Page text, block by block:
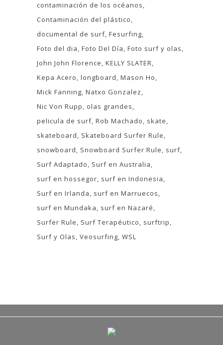
contaminación de los océanos
Contaminación del plástico
documental de surf Fesurfing
Foto del dia Foto Del Día Foto surf y olas
John John Florence KELLY SLATER
Kepa Acero longboard Mason Ho
Mick Fanning Natxo Gonzalez
Nic Von Rupp
olas grandes
pelicula de surf Rob Machado
skate
skateboard
Skateboard Surfer Rule
snowboard
Snowboard Surfer Rule
surf
Surf Adaptado
Surf en Australia
surf en hossegor surf en Indonesia
Surf en Irlanda
surf en Marruecos
surf en Mundaka
surf en Nazaré
Surfer Rule
Surf Terapéutico
surftrip
Surf y Olas Veosurfing WSL